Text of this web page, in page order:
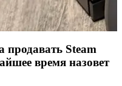
продавать Steam
время назовет